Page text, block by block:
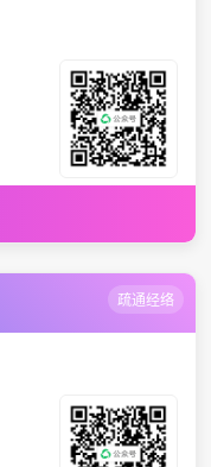
疏通经络